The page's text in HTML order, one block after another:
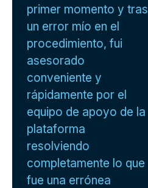
primer momento y tras
un error mío en el
procedimiento, fui
asesorado
conveniente y
rápidamente por el
equipo de apoyo de la
plataforma
resolviendo
completamente lo que
fue una errónea